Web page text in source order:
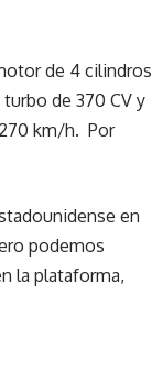
de 4 cilindros
de 370 CV y
km/h. Por
en
podemos
la plataforma,